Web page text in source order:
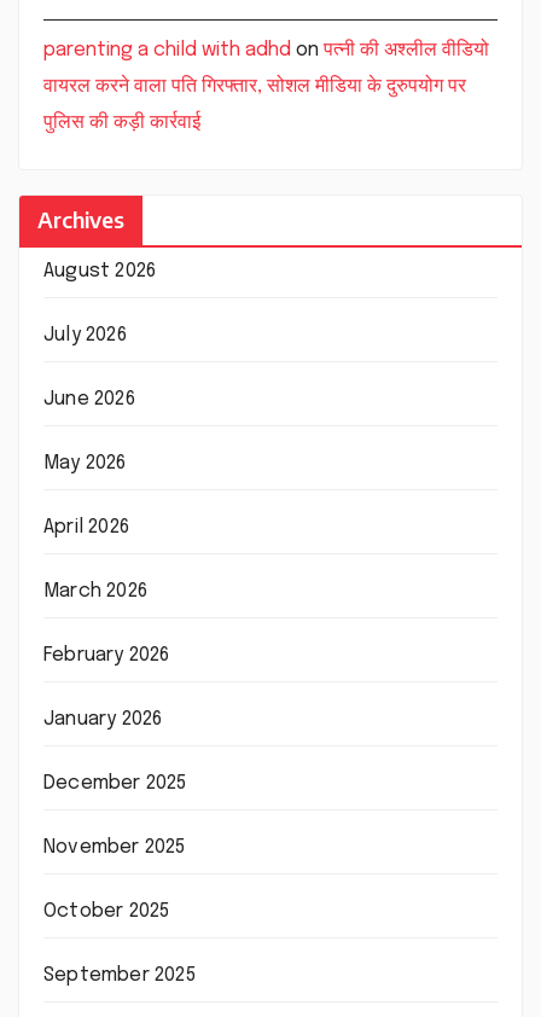
parenting a child with adhd onपत्नी की अश्लील वीडियो
वायरल करने वाला पति गिरफ्तार, सोशल मीडिया के दुरुपयोग पर
पुलिस की कड़ी कार्रवाई
Archives
August 2026
July 2026
June 2026
May 2026
April 2026
March 2026
February 2026
January 2026
December 2025
November 2025
October 2025
September 2025